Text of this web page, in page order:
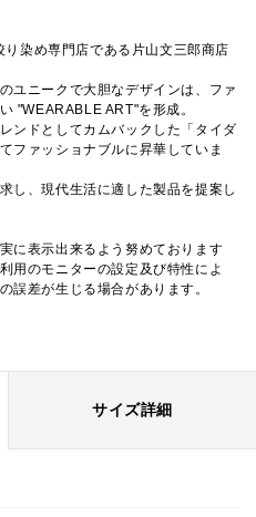
染め専門店である片山文三郎商店
ユニークで大胆なデザインは、ファ
"WEARABLE ART"を形成。
ンドとしてカムバックした「タイダ
ファッショナブルに昇華していま
し、現代生活に適した製品を提案し
に表示出来るよう努めております
用のモニターの設定及び特性によ
誤差が生じる場合があります。
サイズ詳細